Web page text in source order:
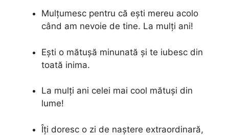
Mulțumesc pentru că ești mereu acolo
când am nevoie de tine. La mulți ani!
Ești o mătușă minunată și te iubesc din
toată inima.
La mulți ani celei mai cool mătuși din
lume!
Îți doresc o zi de naștere extraordinară,